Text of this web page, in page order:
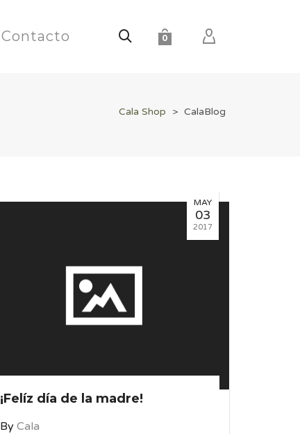
0
Contacto
Cala Shop > CalaBlog
MAY
03
2017
¡Felíz día de la madre!
By Cala